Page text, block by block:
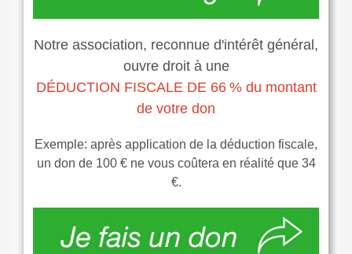
Notre association, reconnue d'intérêt général,
ouvre droit à une
DÉDUCTION FISCALE DE 66 % du montant
de votre don
Exemple: après application de la déduction fiscale,
un don de 100 € ne vous coûtera en réalité que 34
€.